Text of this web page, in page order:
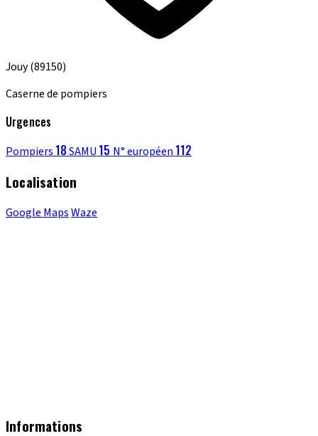
Jouy(89150)
Caserne de pompiers
Urgences
Pompiers 18SAMU 15 N° européen 112
Localisation
Google MapsWaze
Informations